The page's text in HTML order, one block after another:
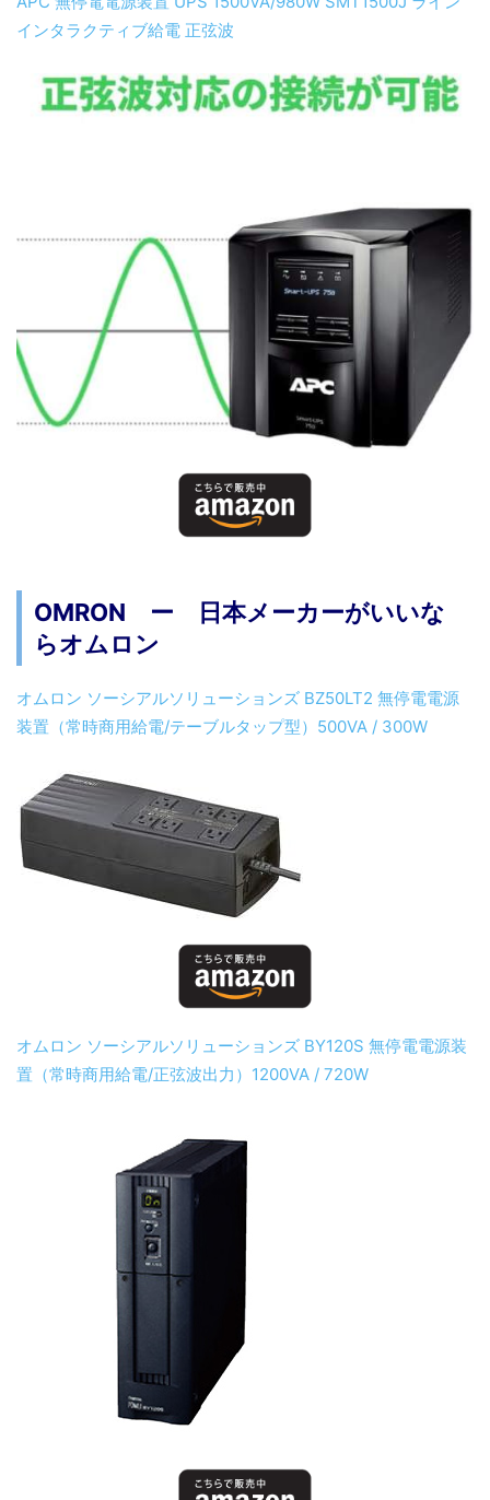
インタラクティブ給電 正弦波
OMRON ー 日本メーカーがいいな
らオムロン
オムロン ソーシアルソリューションズ BZ50LT2 無停電電源
装置（常時商用給電/テーブルタップ型）500VA / 300W
オムロン ソーシアルソリューションズ BY120S 無停電電源装
置（常時商用給電/正弦波出力）1200VA / 720W